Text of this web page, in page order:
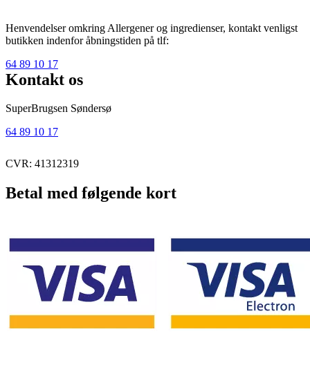
Henvendelser omkring Allergener og ingredienser, kontakt venligst
butikken indenfor åbningstiden på tlf:
64 89 10 17
Kontakt os
SuperBrugsen Søndersø
64 89 10 17
CVR: 41312319
Betal med følgende kort